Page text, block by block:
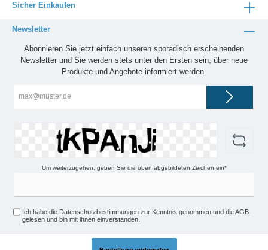
Sicher Einkaufen
Newsletter
Abonnieren Sie jetzt einfach unseren sporadisch erscheinenden
Newsletter und Sie werden stets unter den Ersten sein, über neue
Produkte und Angebote informiert werden.
Um weiterzugehen, geben Sie die oben abgebildeten Zeichen ein*
Ich habe die Datenschutzbestimmungen zur Kenntnis genommen und dieAGB
gelesen und bin mit ihnen einverstanden.